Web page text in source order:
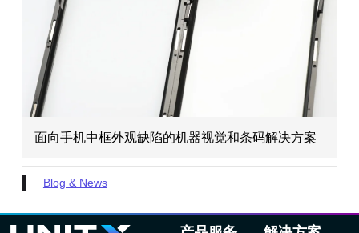
面向手机中框外观缺陷的机器视觉和条码解决方案
Blog & News